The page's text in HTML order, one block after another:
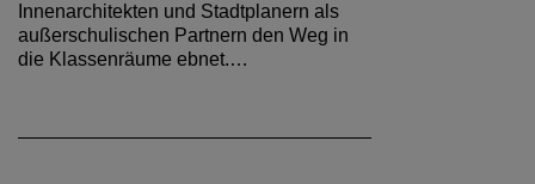
Innenarchitekten und Stadtplanern als
außerschulischen Partnern den Weg in
die Klassenräume ebnet.…